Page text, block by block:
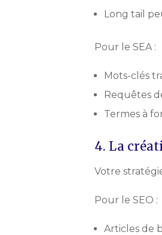
Long tail
Pour le SEA :
Mots-clés
Requêtes
Termes à
4. La
Votre
Pour le SEO :
Articles de